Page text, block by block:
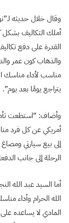
أملك التكاليف بشكل
القدرة على دفع
مناسب لأداء مناسك
يتراجع يومًا بعد يوم”.
أمريكي عن كل فرد
إلى بيع سيارتي
الرحلة إلى جانب
الله الحرام وأداء
المادي لا يساعده